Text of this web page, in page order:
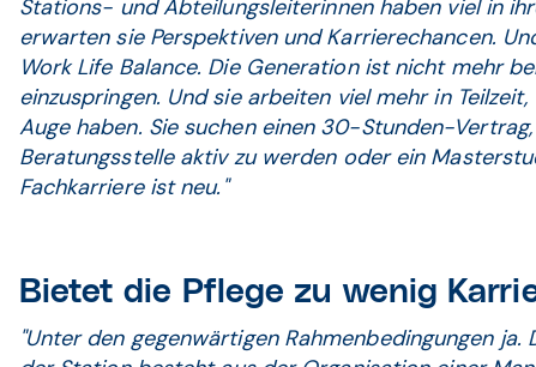
Stations- und Abteilungsleiterinnen haben viel in
erwarten sie Perspektiven und Karrierechancen.
Work Life Balance. Die Generation ist nicht mehr
einzuspringen. Und sie arbeiten viel mehr in
Auge haben. Sie suchen einen 30-Stunden-
Beratungsstelle aktiv zu werden oder ein
Fachkarriere ist neu."
Bietet die Pflege zu wenig
"Unter den gegenwärtigen Rahmenbedingungen